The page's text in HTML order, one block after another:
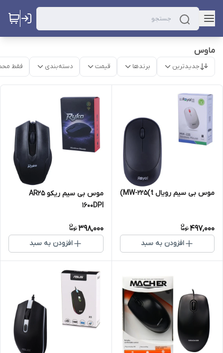
ماوس
جدیدترین برندها قیمت دسته‌بندی فقط
موس بی سیم رویال MW-225(t)
497,000
افزودن به سبد
موس بی سیم ریکو AR25
1600DPI
398,000
افزودن به سبد